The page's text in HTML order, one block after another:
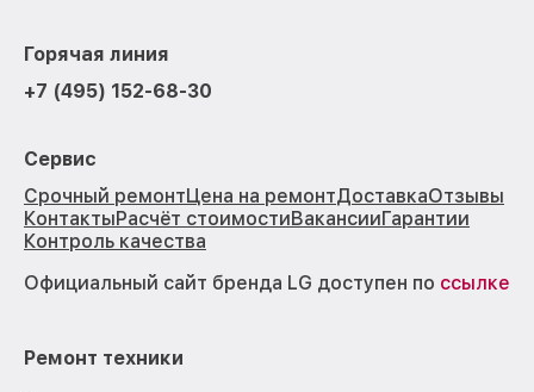
Горячая линия
+7 (495) 152-68-30
Сервис
Срочный ремонтЦена на ремонтДоставкаОтзывы
КонтактыРасчёт стоимостиВакансииГарантии
Контроль качества
Официальный сайт бренда LG доступен по ссылке
Ремонт техники